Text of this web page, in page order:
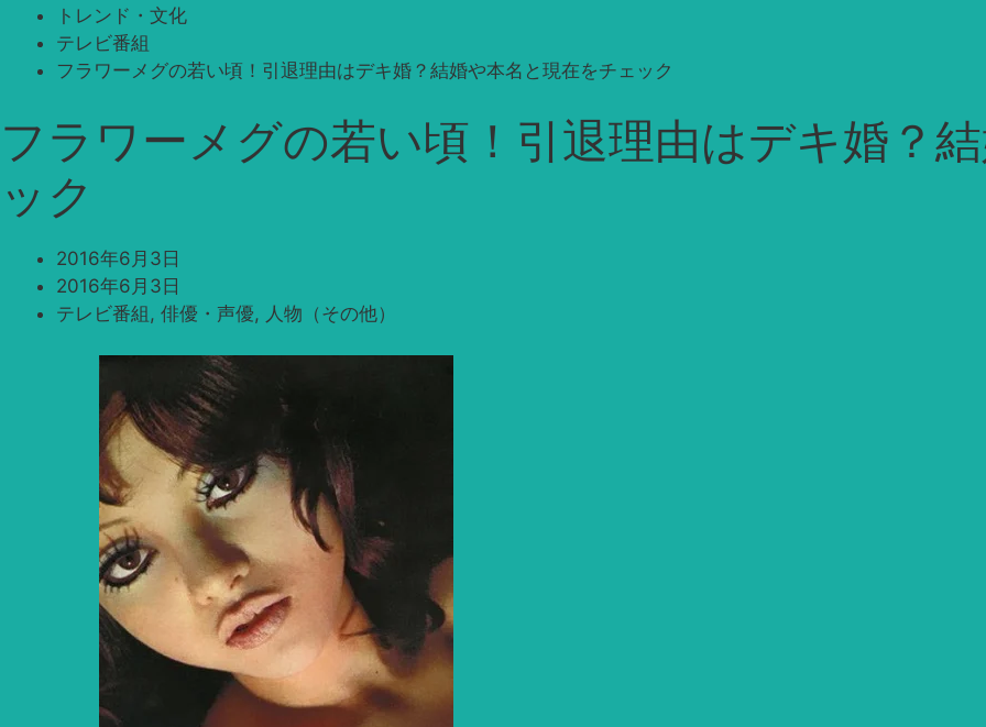
トレンド・文化
テレビ番組
フラワーメグの若い頃！引退理由はデキ婚？結婚や本名と現在をチェック
フラワーメグの若い頃！引退理由はデキ婚？
ック
2016年6月3日
2016年6月3日
テレビ番組 , 俳優・声優, 人物（その他）